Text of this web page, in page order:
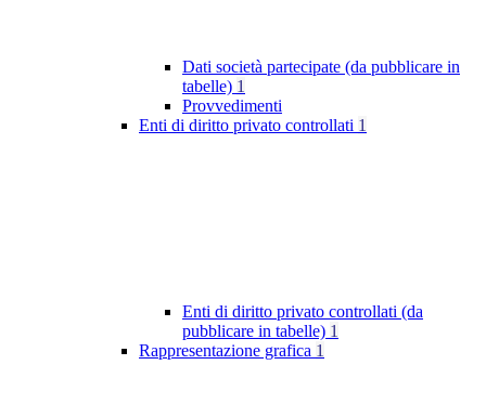
Dati società partecipate (da pubblicare in
tabelle) 1
Provvedimenti
Enti di diritto privato controllati 1
Enti di diritto privato controllati (da
pubblicare in tabelle) 1
Rappresentazione grafica 1